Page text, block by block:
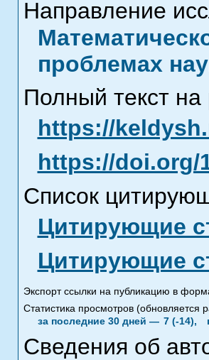
Направление
проблемах
Полный текст на
https://
https://doi.org/
Список
Цитирующие
Цитирующие
Экспорт ссылки на публикацию в
Статистика просмотров (обновляется
за последние 30 дней — 7 (-14),
Сведения об